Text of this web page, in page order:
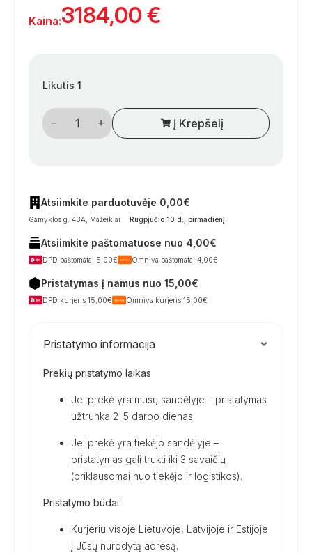
Kaina:3184,00 €
Likutis 1
produkto
kiekis:
Aventa
stogo
kondicionierius,
baltas
(2500
W
/
2000
W)
Į Krepšelį
Atsiimkite parduotuvėje 0,00€
Gamyklos g. 43A, Mažeikiai Rugpjūčio 10 d., pirmadienį
Atsiimkite paštomatuose nuo 4,00€
DPD paštomatai 5,00€ Omniva paštomatai 4,00€
Pristatymas į namus nuo 15,00€
DPD kurjeris 15,00€ Omniva kurjeris 15,00€
Pristatymo informacija
Prekių pristatymo laikas
Jei prekė yra mūsų sandėlyje – pristatymas
užtrunka 2–5 darbo dienas.
Jei prekė yra tiekėjo sandėlyje –
pristatymas gali trukti iki 3 savaičių
(priklausomai nuo tiekėjo ir logistikos).
Pristatymo būdai
Kurjeriu visoje Lietuvoje, Latvijoje ir Estijoje
į Jūsų nurodytą adresą.